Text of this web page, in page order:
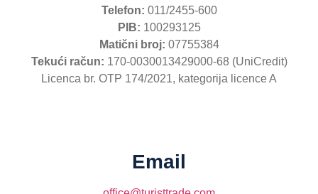
Telefon: 011/2455-600
PIB: 100293125
Matični broj: 07755384
Tekući račun: 170-0030013429000-68 (UniCredit)
Licenca br. OTP 174/2021, kategorija licence A
Email